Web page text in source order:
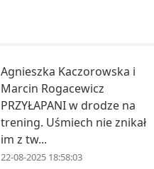
Agnieszka Kaczorowska i
Marcin Rogacewicz
PRZYŁAPANI w drodze na
trening. Uśmiech nie znikał
im z tw...
22-08-2025 18:58:03